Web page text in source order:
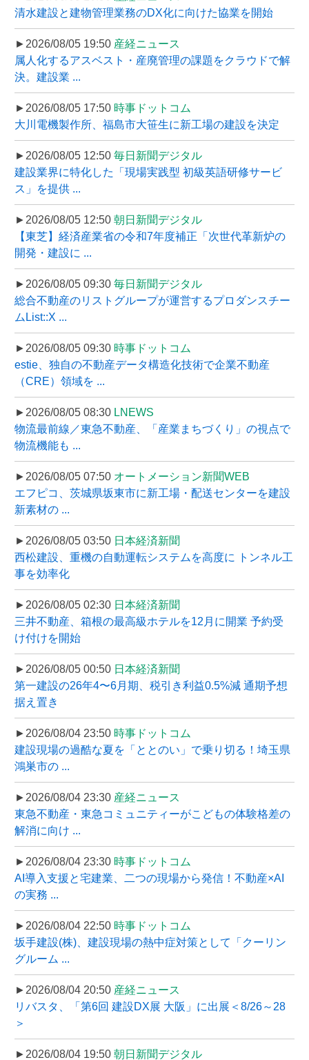
清水建設と建物管理業務のDX化に向けた協業を開始
►2026/08/05 19:50 産経ニュース
属人化するアスベスト・産廃管理の課題をクラウドで解
決。建設業 ...
►2026/08/05 17:50 時事ドットコム
大川電機製作所、福島市大笹生に新工場の建設を決定
►2026/08/05 12:50 毎日新聞デジタル
建設業界に特化した「現場実践型 初級英語研修サービ
ス」を提供 ...
►2026/08/05 12:50 朝日新聞デジタル
【東芝】経済産業省の令和7年度補正「次世代革新炉の
開発・建設に ...
►2026/08/05 09:30 毎日新聞デジタル
総合不動産のリストグループが運営するプロダンスチー
ムList::X ...
►2026/08/05 09:30 時事ドットコム
estie、独自の不動産データ構造化技術で企業不動産
（CRE）領域を ...
►2026/08/05 08:30 LNEWS
物流最前線／東急不動産、「産業まちづくり」の視点で
物流機能も ...
►2026/08/05 07:50 オートメーション新聞WEB
エフピコ、茨城県坂東市に新工場・配送センターを建設
新素材の ...
►2026/08/05 03:50 日本経済新聞
西松建設、重機の自動運転システムを高度に トンネル工
事を効率化
►2026/08/05 02:30 日本経済新聞
三井不動産、箱根の最高級ホテルを12月に開業 予約受
け付けを開始
►2026/08/05 00:50 日本経済新聞
第一建設の26年4〜6月期、税引き利益0.5%減 通期予想
据え置き
►2026/08/04 23:50 時事ドットコム
建設現場の過酷な夏を「ととのい」で乗り切る！埼玉県
鴻巣市の ...
►2026/08/04 23:30 産経ニュース
東急不動産・東急コミュニティーがこどもの体験格差の
解消に向け ...
►2026/08/04 23:30 時事ドットコム
AI導入支援と宅建業、二つの現場から発信！不動産×AI
の実務 ...
►2026/08/04 22:50 時事ドットコム
坂手建設(株)、建設現場の熱中症対策として「クーリン
グルーム ...
►2026/08/04 20:50 産経ニュース
リバスタ、「第6回 建設DX展 大阪」に出展＜8/26～28
＞
►2026/08/04 19:50 朝日新聞デジタル